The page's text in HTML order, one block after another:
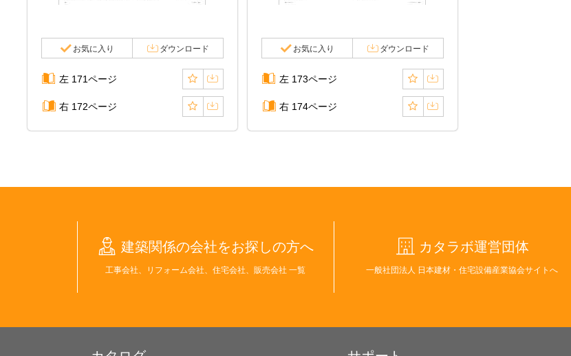
お気に入り ダウンロード
左 171ページ
右 172ページ
お気に入り ダウンロード
左 173ページ
右 174ページ
建築関係の会社をお探しの方へ
工事会社、リフォーム会社、住宅会社、販売会社 一覧
カタラボ運営団体
一般社団法人 日本建材・住宅設備産業協会サイトへ